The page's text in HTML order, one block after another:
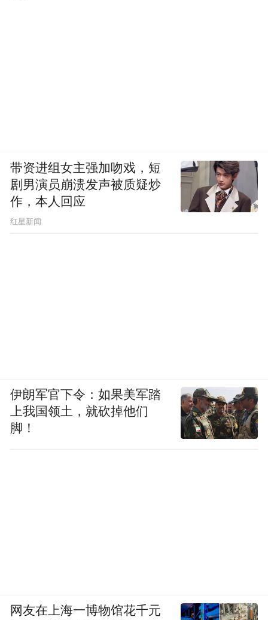
带资进组女主强加吻戏，短
剧男演员崩溃发声被质疑炒
作，本人回应
​红星新闻
伊朗军官下令：如果美军踏
上我国领土，就砍掉他们
脚！
网友在上海一博物馆花千元